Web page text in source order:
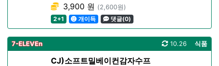
3,900 원 (2,600원)
2+1
개이득 댓글(0)
7-ELEVEn 식품
10.26
CJ)소프트밀베이컨감자수프